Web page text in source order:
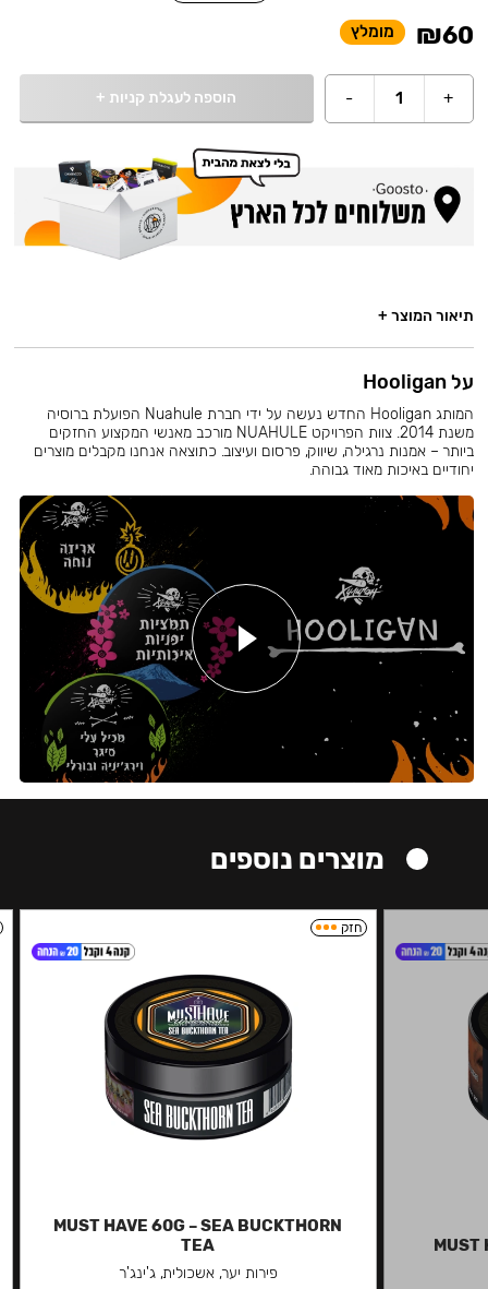
₪60 מומלץ
+
1
- הוספה לעגלת קניות +
תיאור המוצר +
על Hooligan
המותג Hooligan החדש נעשה על ידי חברת Nuahule הפועלת ברוסיה
משנת 2014. צוות הפרויקט NUAHULE מורכב מאנשי המקצוע החזקים
ביותר – אמנות נרגילה, שיווק, פרסום ועיצוב. כתוצאה אנחנו מקבלים מוצרים
יחודיים באיכות מאוד גבוהה.
מוצרים נוספים
MUST
חזק
MUST HAVE 60G – SEA BUCKTHORN
TEA
פירות יער, אשכולית, ג'ינג'ר